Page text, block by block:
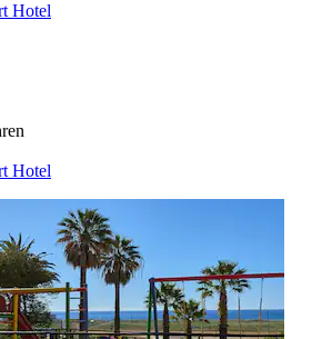
Hotel
Hotel